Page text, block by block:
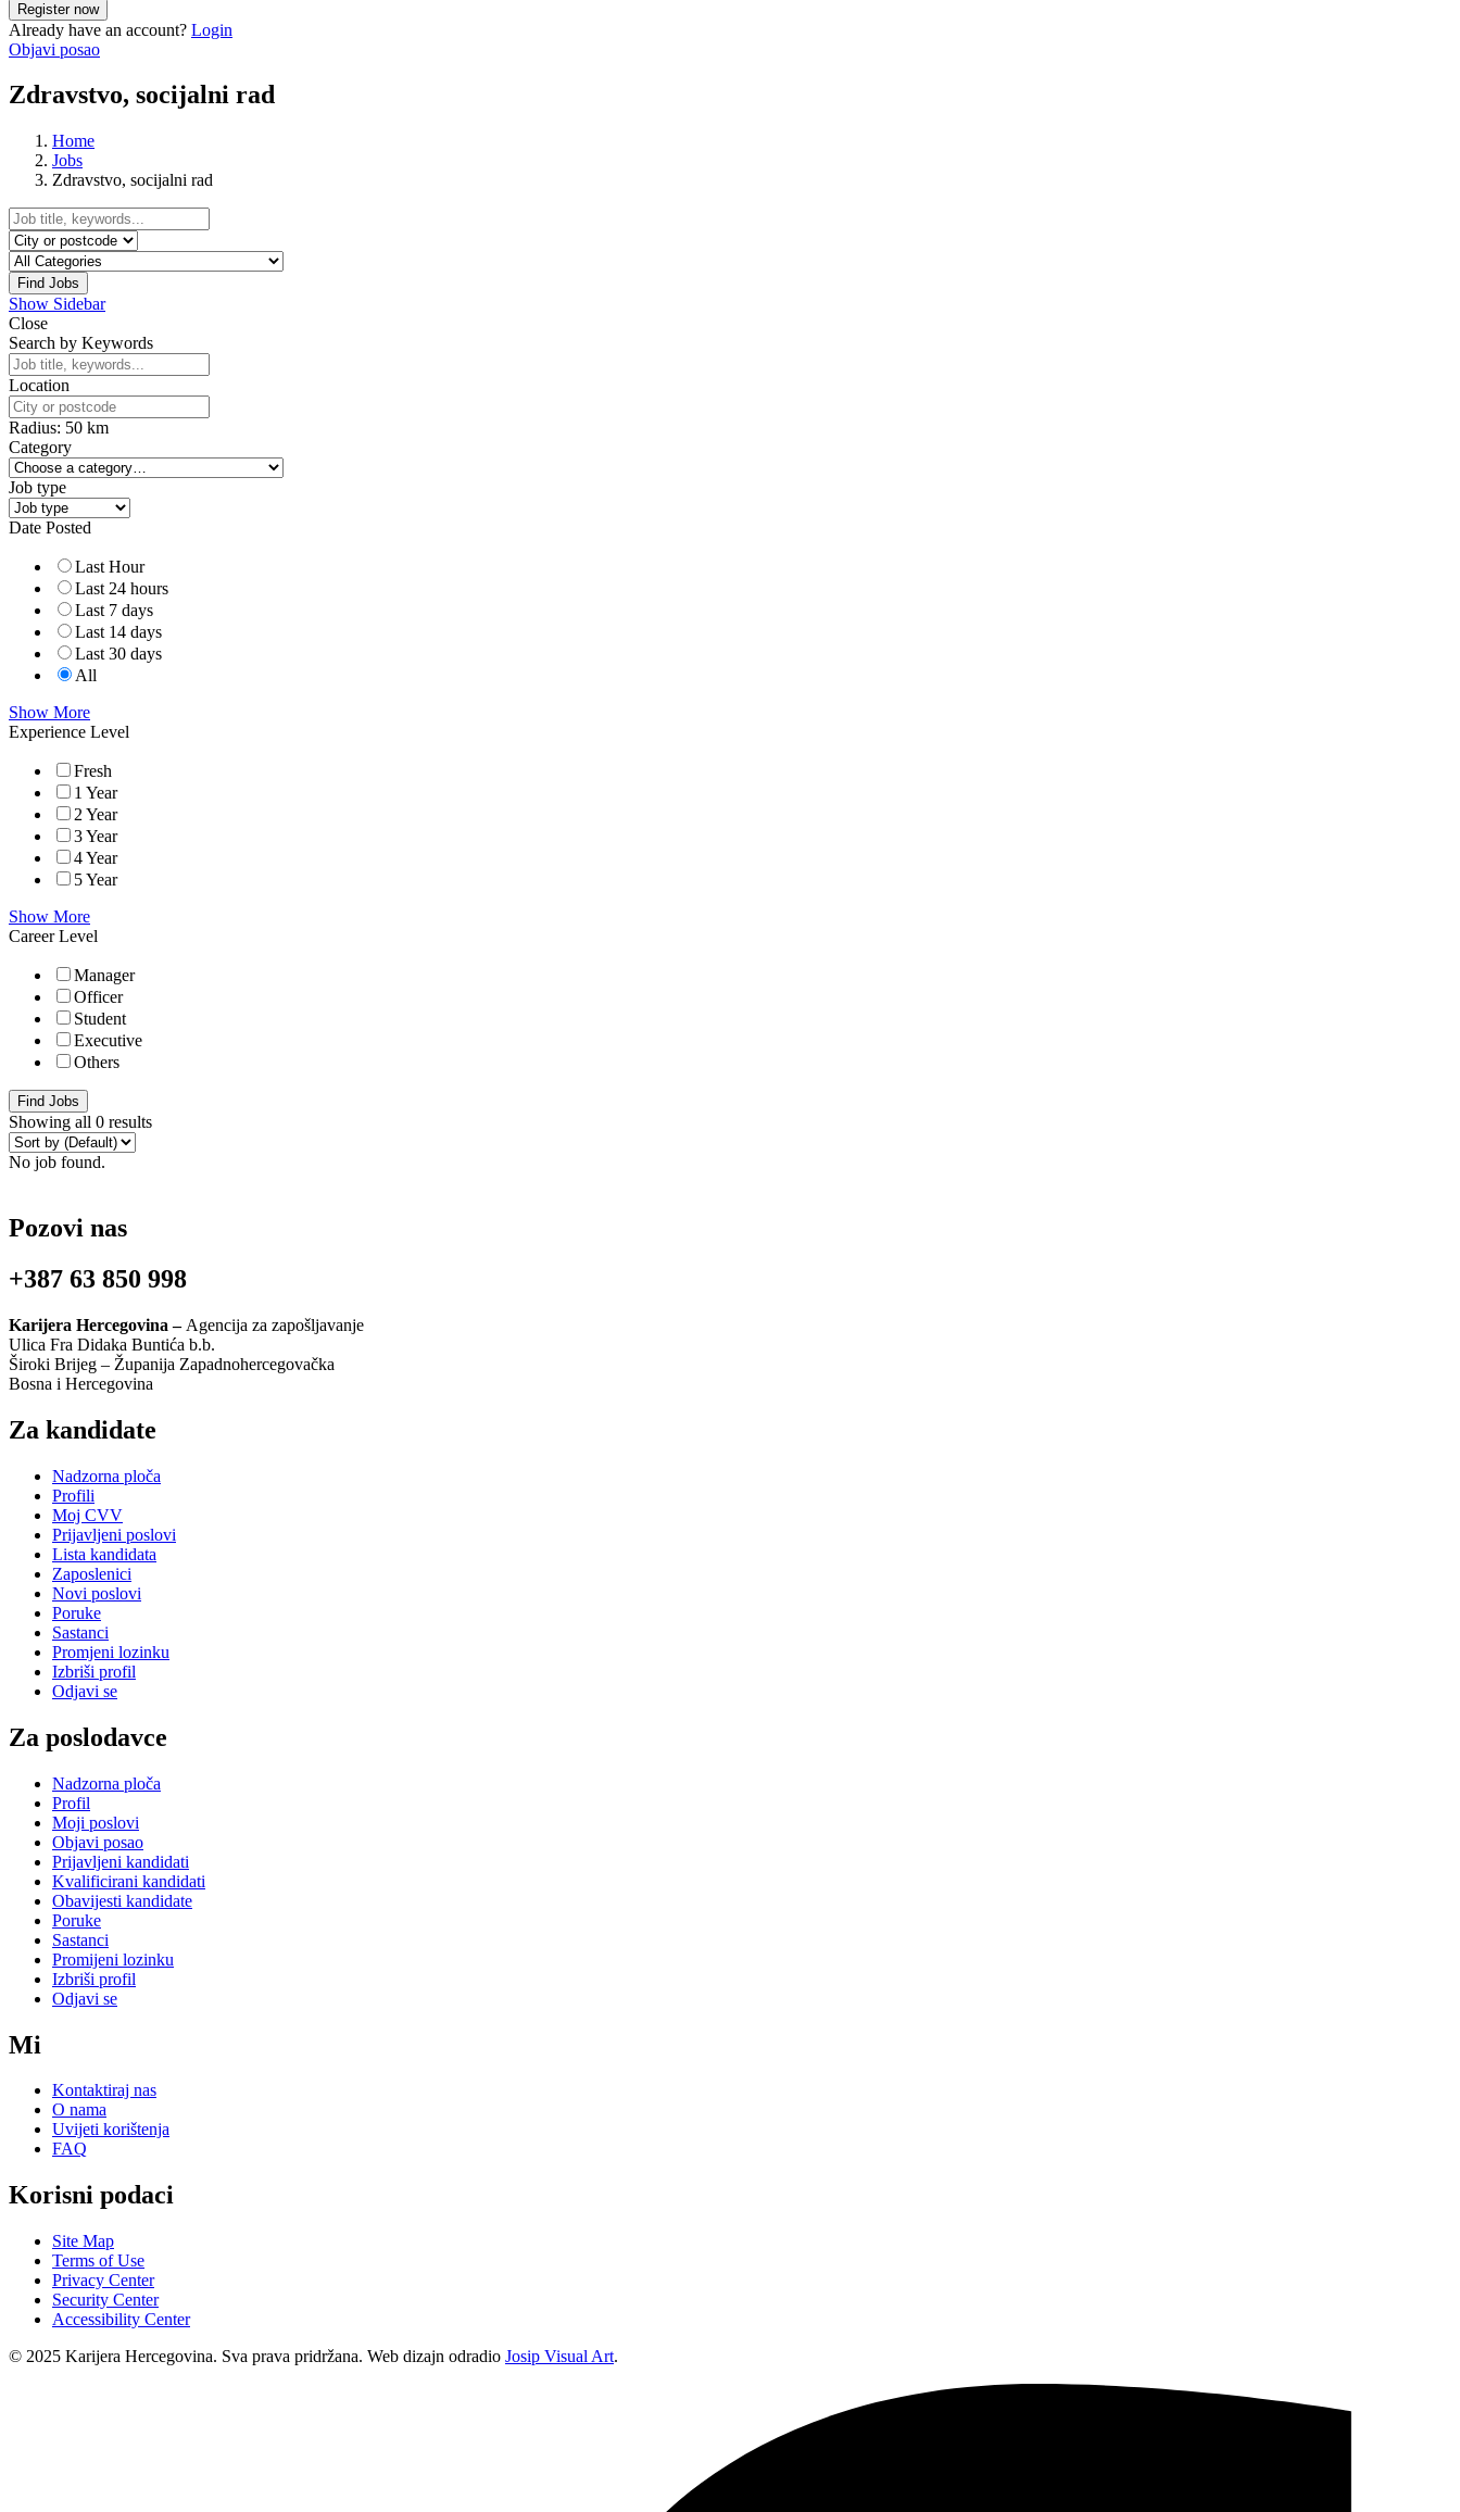
Already have an account? Login
Objavi posao
Zdravstvo, socijalni rad
Home
Jobs
Zdravstvo, socijalni rad
Find Jobs
Show Sidebar
Close
Search by Keywords
Location
Radius: 50 km
Category
Job type
Date Posted
Last Hour
Last 24 hours
Last 7 days
Last 14 days
Last 30 days
All
Show More
Experience Level
Fresh
1 Year
2 Year
3 Year
4 Year
5 Year
Show More
Career Level
Manager
Officer
Student
Executive
Others
Find Jobs
Showing all 0 results
No job found.
Pozovi nas
+387 63 850 998
Karijera Hercegovina – Agencija za zapošljavanje
Ulica Fra Didaka Buntića b.b.
Široki Brijeg – Županija Zapadnohercegovačka
Bosna i Hercegovina
Za kandidate
Nadzorna ploča
Profili
Moj CVV
Prijavljeni poslovi
Lista kandidata
Zaposlenici
Novi poslovi
Poruke
Sastanci
Promjeni lozinku
Izbriši profil
Odjavi se
Za poslodavce
Nadzorna ploča
Profil
Moji poslovi
Objavi posao
Prijavljeni kandidati
Kvalificirani kandidati
Obavijesti kandidate
Poruke
Sastanci
Promijeni lozinku
Izbriši profil
Odjavi se
Mi
Kontaktiraj nas
O nama
Uvijeti korištenja
FAQ
Korisni podaci
Site Map
Terms of Use
Privacy Center
Security Center
Accessibility Center
© 2025 Karijera Hercegovina. Sva prava pridržana. Web dizajn odradio Josip Visual Art.